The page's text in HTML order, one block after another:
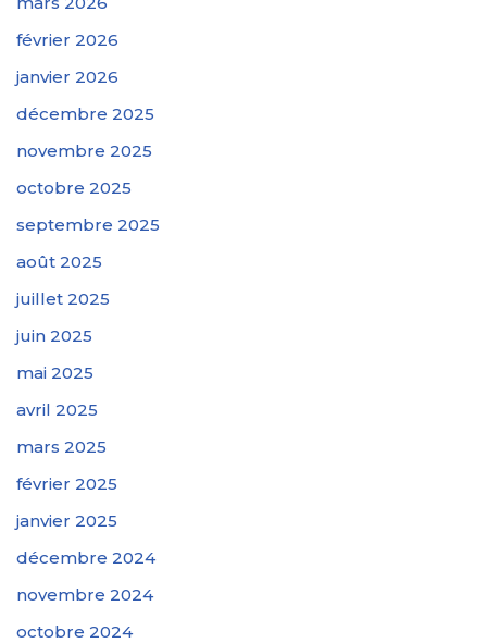
février 2026
janvier 2026
décembre 2025
novembre 2025
octobre 2025
septembre 2025
août 2025
juillet 2025
juin 2025
mai 2025
avril 2025
mars 2025
février 2025
janvier 2025
décembre 2024
novembre 2024
octobre 2024